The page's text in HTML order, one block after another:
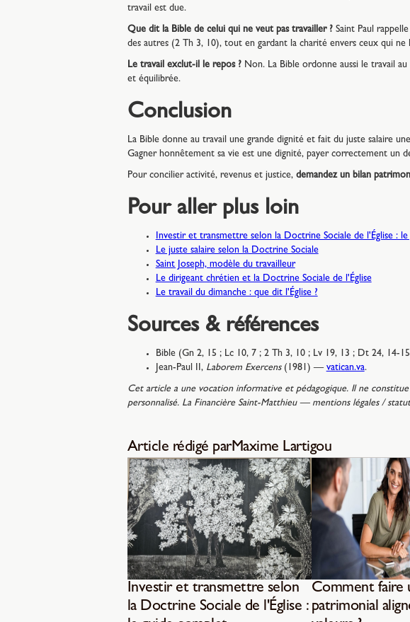
travail est due.
Que dit la Bible de celui qui ne veut pas travailler ?Saint Paul
des autres (2 Th 3, 10), tout en gardant la charité envers ceux qui ne
Le travail exclut-il le repos ?Non. La Bible ordonne aussi le travail
et équilibrée.
Conclusion
La Bible donne au travail une grande dignité et fait du juste salaire
Gagner honnêtement sa vie est une dignité, payer correctement un
Pour concilier activité, revenus et justice, demandez un bilan
Pour aller plus loin
Investir et transmettre selon la Doctrine Sociale de l'Église :
Le juste salaire selon la Doctrine Sociale
Saint Joseph, modèle du travailleur
Le dirigeant chrétien et la Doctrine Sociale de l'Église
Le travail du dimanche : que dit l'Église ?
Sources & références
Bible (Gn 2, 15 ; Lc 10, 7 ; 2 Th 3, 10 ; Lv 19, 13 ; Dt 24, 14-
Jean-Paul II, Laborem Exercens(1981) — vatican.va.
Cet article a une vocation informative et pédagogique. Il ne
personnalisé. La Financière Saint-Matthieu — mentions légales /
Article rédigé parMaxime Lartigou
Investir et transmettre selon
la Doctrine Sociale de l'Église :
Comment faire
patrimonial